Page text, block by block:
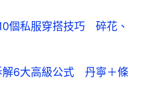
個私服穿搭技巧 碎花、
解6大高級公式 丹寧＋條